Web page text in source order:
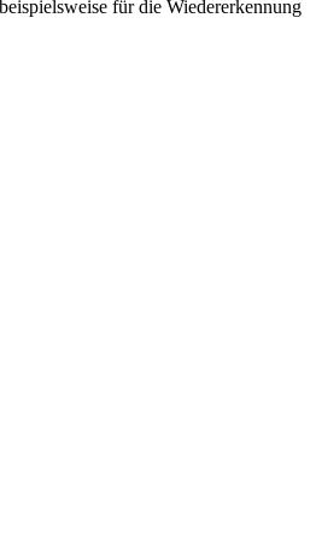
für die Wiedererkennung